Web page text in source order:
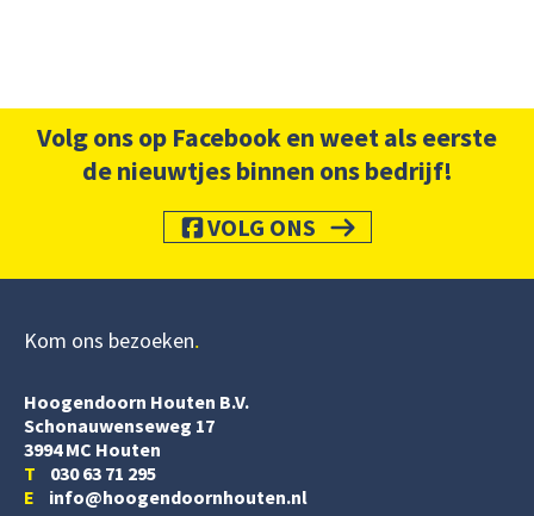
Volg ons op Facebook en weet als eerste
de nieuwtjes binnen ons bedrijf!
VOLG ONS
Kom ons bezoeken
Hoogendoorn Houten B.V.
Schonauwenseweg 17
3994 MC Houten
T 030 63 71 295
E info@hoogendoornhouten.nl